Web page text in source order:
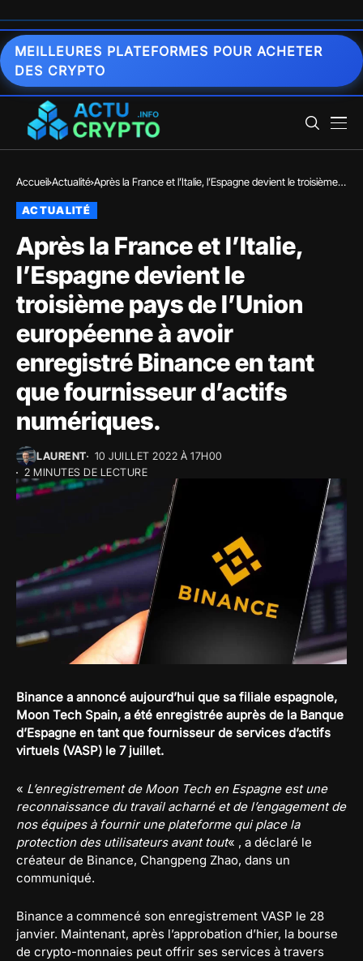
MEILLEURES PLATEFORMES POUR ACHETER
DES CRYPTO
Accueil Actualité Après la France et l’Italie, l’Espagne devient le troisième
ACTUALITÉ
Après la France et l’Italie,
l’Espagne devient le
troisième pays de l’Union
européenne à avoir
enregistré Binance en tant
que fournisseur d’actifs
numériques.
LAURENT
10 JUILLET 2022 À 17H00
2 MINUTES DE LECTURE
Binance a annoncé aujourd’hui que sa filiale espagnole,
Moon Tech Spain, a été enregistrée auprès de la Banque
d’Espagne en tant que fournisseur de services d’actifs
virtuels (VASP) le 7 juillet.
« L’enregistrement de Moon Tech en Espagne est une
reconnaissance du travail acharné et de l’engagement de
nos équipes à fournir une plateforme qui place la
protection des utilisateurs avant tout« , a déclaré le
créateur de Binance, Changpeng Zhao, dans un
communiqué.
Binance a commencé son enregistrement VASP le 28
janvier. Maintenant, après l’approbation d’hier, la bourse
de crypto-monnaies peut offrir ses services à travers